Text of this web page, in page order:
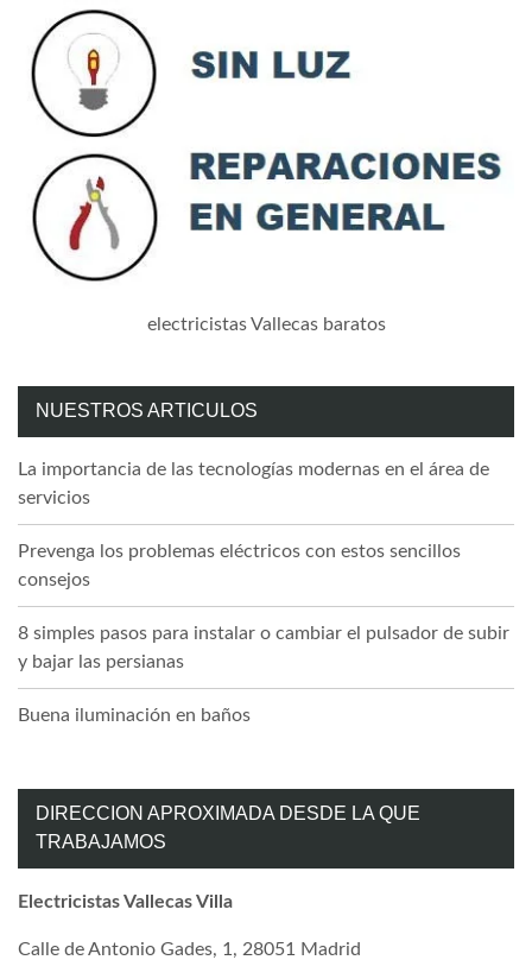
electricistas Vallecas baratos
NUESTROS ARTICULOS
La importancia de las tecnologías modernas en el área de
servicios
Prevenga los problemas eléctricos con estos sencillos
consejos
8 simples pasos para instalar o cambiar el pulsador de subir
y bajar las persianas
Buena iluminación en baños
DIRECCION APROXIMADA DESDE LA QUE
TRABAJAMOS
Electricistas Vallecas Villa
Calle de Antonio Gades, 1, 28051 Madrid